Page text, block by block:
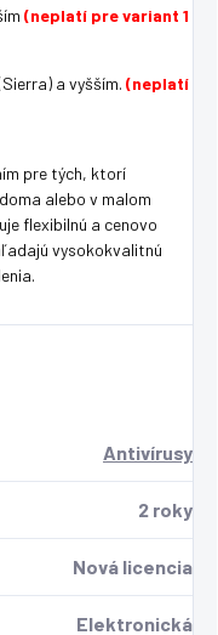
(neplatí pre variant 1
a vyšším. (neplatí
pre tých, ktorí
alebo v malom
flexibilnú a cenovo
vysokokvalitnú
Antivírusy
2 roky
Nová licencia
Elektronická